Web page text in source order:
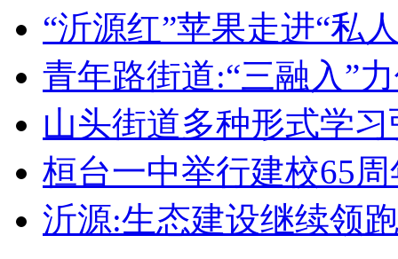
“沂源红”苹果走进“私
青年路街道:“三融入”
山头街道多种形式学
桓台一中举行建校65
沂源:生态建设继续领